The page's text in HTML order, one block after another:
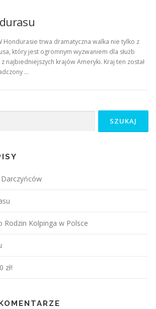
Hondurasie trwa dramatyczna walka nie tylko z
który jest ogromnym wyzwaniem dla służb
najbiedniejszych krajów Ameryki. Kraj ten został
…
Rodzin Kolpinga w Polsce
zł!